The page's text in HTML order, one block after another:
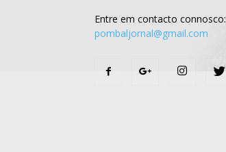
Entre em contacto connosco:
pombaljornal@gmail.com